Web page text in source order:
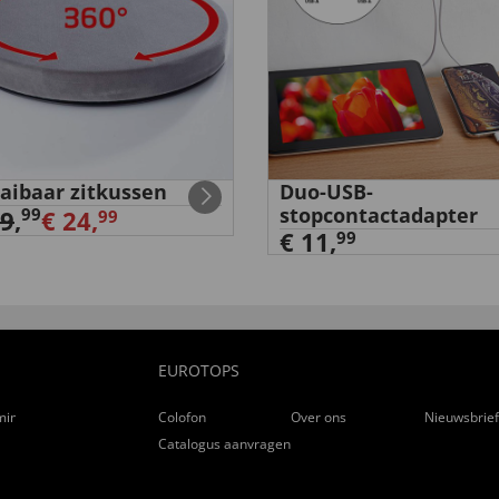
zitkussen
,99€ 24,99
Duo-USB-
stopcontactadapter
€ 11,99
EUROTOPS
Colofon Over ons
Nieuwsbrief
Catalogus aanvragen